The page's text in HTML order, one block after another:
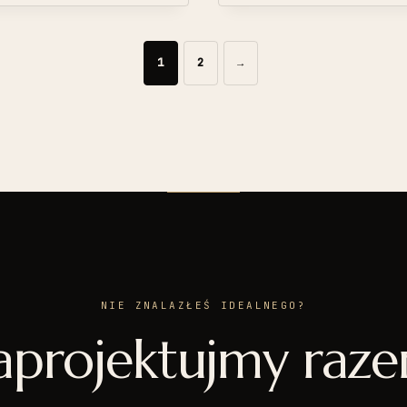
1 2 →
NIE ZNALAZŁEŚ IDEALNEGO?